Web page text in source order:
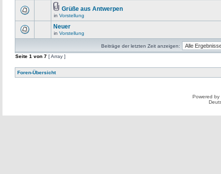
Grüße aus Antwerpen
in Vorstellung
Neuer
in Vorstellung
Beiträge der letzten Zeit anzeigen:
Seite 1 von 7 [ Array ]
Foren-Übersicht
Powered by